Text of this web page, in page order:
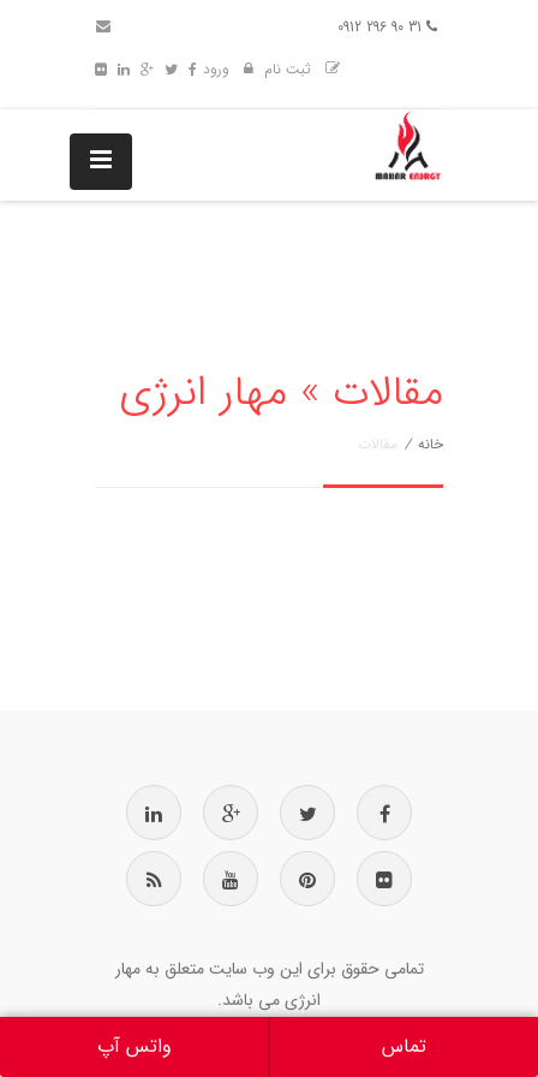
ثبت نام
ورود
مقالات » مهار انرژی
خانه / مقالات
تمامی حقوق برای این وب سایت متعلق به مهار
انرژی می باشد.
تماس واتس آپ